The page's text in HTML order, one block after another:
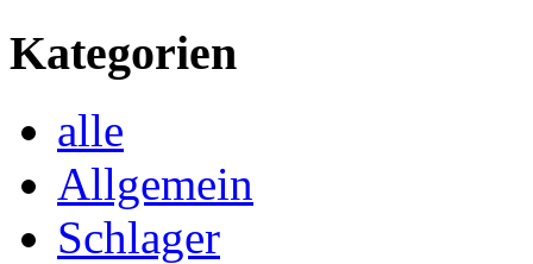
Kategorien
alle
Allgemein
Schlager